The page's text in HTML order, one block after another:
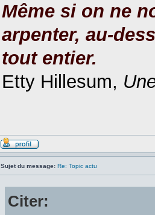
Même si on ne
arpenter, au-
tout entier.
Etty Hillesum,
Sujet du message: Re: Topic actu
Citer: